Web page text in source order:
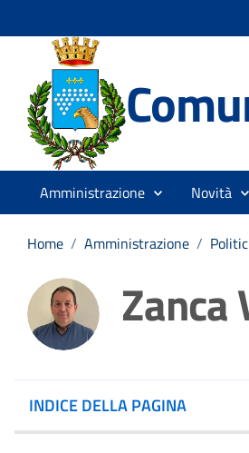
Amministrazione Novità
Home / Amministrazione /
Zanca
INDICE DELLA PAGINA